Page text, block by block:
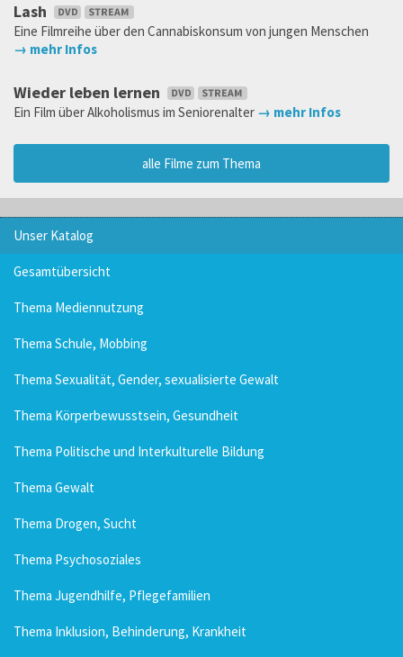
Lash
Eine Filmreihe über den Cannabiskonsum von jungen Menschen
→ mehr Infos
Wieder leben lernen
Ein Film über Alkoholismus im Seniorenalter → mehr Infos
alle Filme zum Thema
Unser Katalog
Gesamtübersicht
Thema Mediennutzung
Thema Schule, Mobbing
Thema Sexualität, Gender, sexualisierte Gewalt
Thema Körperbewusstsein, Gesundheit
Thema Politische und Interkulturelle Bildung
Thema Gewalt
Thema Drogen, Sucht
Thema Psychosoziales
Thema Jugendhilfe, Pflegefamilien
Thema Inklusion, Behinderung, Krankheit